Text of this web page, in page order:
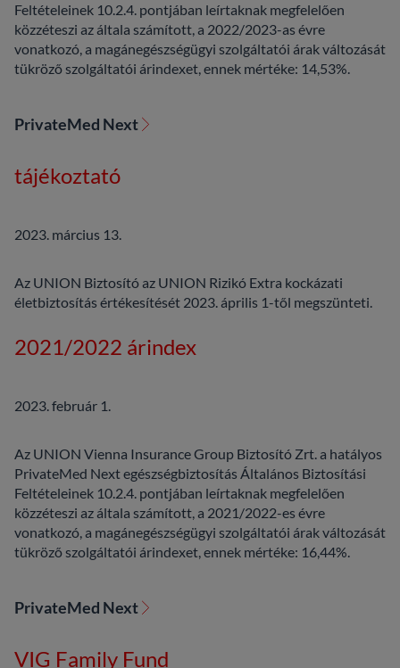
Feltételeinek 10.2.4. pontjában leírtaknak megfelelően
közzéteszi az általa számított, a 2022/2023-as évre
vonatkozó, a magánegészségügyi szolgáltatói árak változását
tükröző szolgáltatói árindexet, ennek mértéke: 14,53%.
PrivateMed Next
tájékoztató
2023. március 13.
Az UNION Biztosító az UNION Rizikó Extra kockázati
életbiztosítás értékesítését 2023. április 1-től megszünteti.
2021/2022 árindex
2023. február 1.
Az UNION Vienna Insurance Group Biztosító Zrt. a hatályos
PrivateMed Next egészségbiztosítás Általános Biztosítási
Feltételeinek 10.2.4. pontjában leírtaknak megfelelően
közzéteszi az általa számított, a 2021/2022-es évre
vonatkozó, a magánegészségügyi szolgáltatói árak változását
tükröző szolgáltatói árindexet, ennek mértéke: 16,44%.
PrivateMed Next
VIG Family Fund